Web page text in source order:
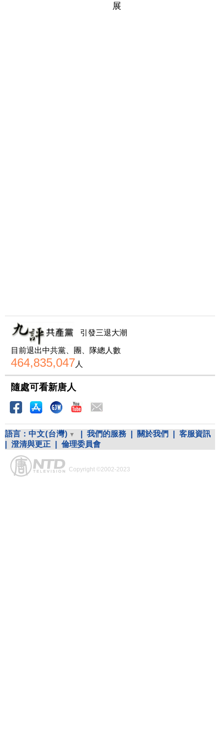
展
引發三退大潮
目前退出中共黨、團、隊總人數
464,835,047人
隨處可看新唐人
語言： 中文(台灣) 我們的服務 關於我們
客服資訊
澄清與更正 倫理委員會
Copyright ©2002-2023